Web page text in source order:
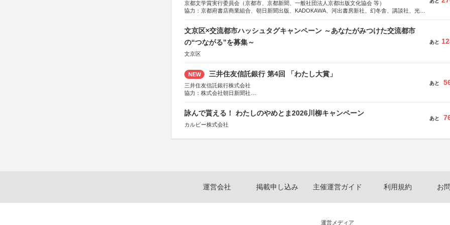
京都文学賞実行委員会（京都市、京都新聞、一般社団法人京都出版文化協会 等）
協力：京都府書店商業組合、朝日新聞出版、KADOKAWA、河出書房新社、幻冬舎、講談社、光文
研究所、双葉社、文藝春秋、ポプラ社、毎日新聞出版
文京区×交流都市ハッシュタグキャンペーン ～あなたがみつけた交流都市
の“つながる”を募集～
文京区
あと
NEW 三井住友信託銀行 第4回 「わたし大賞」
三井住友信託銀行株式会社
協力：株式会社朝日新聞社
あと
詠んで貰える！ わたしのやめとま2026川柳キャンペーン
カルビー株式会社
あと
運営会社 掲載申し込み 主催運営ガイド 利用規約 お
運営メディア